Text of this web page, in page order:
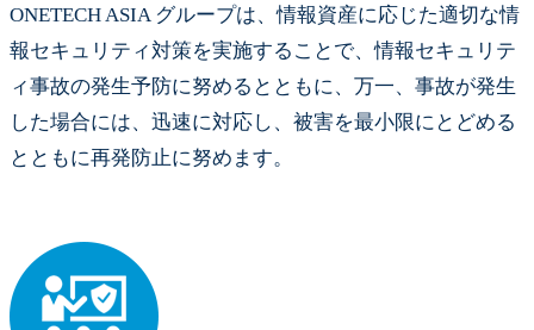
ONETECH ASIA グループは、情報資産に応じた適切な情
報セキュリティ対策を実施することで、情報セキュリテ
ィ事故の発生予防に努めるとともに、万一、事故が発生
した場合には、迅速に対応し、被害を最小限にとどめる
とともに再発防止に努めます。